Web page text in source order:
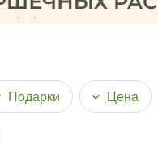
Подарки Цена